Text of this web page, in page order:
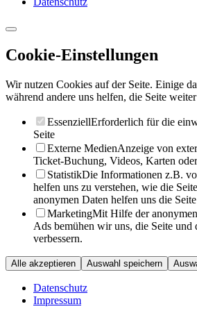
Cookie-Einstellungen
Wir nutzen Cookies auf der Seite. Einige
während andere uns helfen, die Seite
EssenziellErforderlich für die
Seite
Externe MedienAnzeige von
Ticket-Buchung, Videos, Karten
StatistikDie Informationen z.B.
helfen uns zu verstehen, wie die
anonymen Daten helfen uns die
MarketingMit Hilfe der
Ads bemühen wir uns, die Seite und
verbessern.
Alle akzeptieren Auswahl speichern
Datenschutz
Impressum